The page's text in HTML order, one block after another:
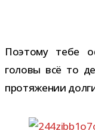
Поэтому тебе
головы всё то
про­тя­же­нии